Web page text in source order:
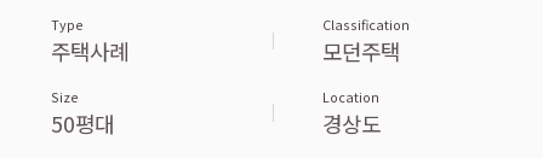
Type
주택사례
Classification
모던주택
Size
50평대
Location
경상도